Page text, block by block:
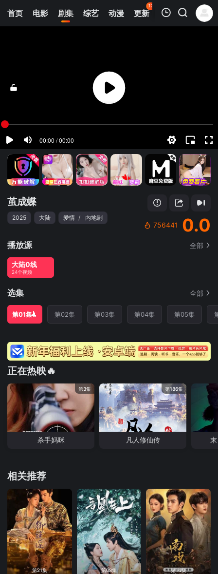
首页 电影 剧集 综艺 动漫 更新
136
热榜 APP
清空
茧成蝶​
2025 大陆 爱情 / 内地剧
756441 0.0
播放源 全部
大陆0线
24个视频
选集 全部
第01集 第02集 第03集 第04集 第05集
正在热映🔥
第3集
杀手妈咪
第186集
凡人修仙传
相关推荐
第21集 第08集 第14集